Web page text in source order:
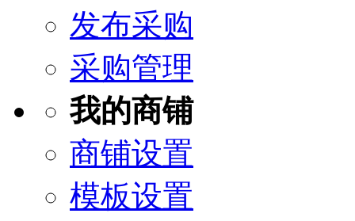
发布采购
采购管理
我的商铺
商铺设置
模板设置